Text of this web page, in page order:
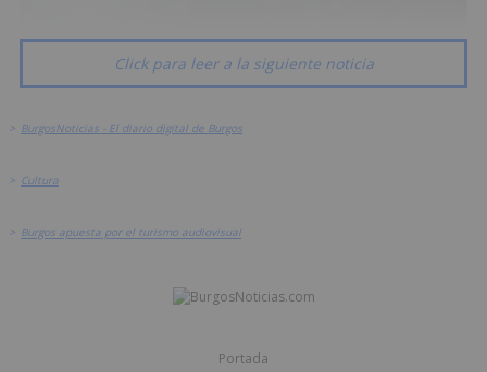
Click para leer a la siguiente noticia
> BurgosNoticias - El diario digital de Burgos
> Cultura
> Burgos apuesta por el turismo audiovisual
Portada